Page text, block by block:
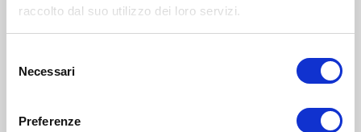
raccolto dal suo utilizzo dei loro servizi.
delNecessari
Preferenze